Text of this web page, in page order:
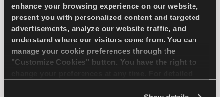
enhance your browsing experience on our website,
present you with personalized content and targeted
advertisements, analyze our website traffic, and
understand where our visitors come from. You can
manage your cookie preferences through the
"Customize Cookies" button. You have the right to
TROVA UN
CONCESSIONARIO
SCOPRI DI PIU